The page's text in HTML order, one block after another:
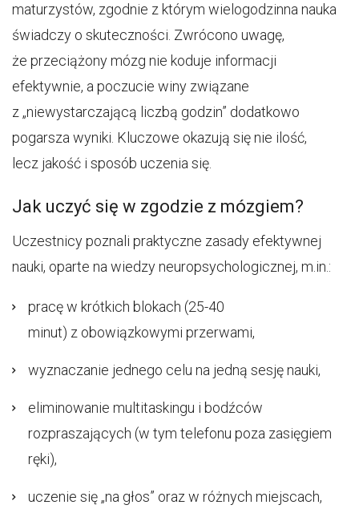
maturzystów, zgodnie z którym wielogodzinna nauka
świadczy o skuteczności. Zwrócono uwagę,
że przeciążony mózg nie koduje informacji
efektywnie, a poczucie winy związane
z „niewystarczającą liczbą godzin” dodatkowo
pogarsza wyniki. Kluczowe okazują się nie ilość,
lecz jakość i sposób uczenia się.
Jak uczyć się w zgodzie z mózgiem?
Uczestnicy poznali praktyczne zasady efektywnej
nauki, oparte na wiedzy neuropsychologicznej, m.in.:
pracę w krótkich blokach (25-40
minut) z obowiązkowymi przerwami,
wyznaczanie jednego celu na jedną sesję nauki,
eliminowanie multitaskingu i bodźców
rozpraszających (w tym telefonu poza zasięgiem
ręki),
uczenie się „na głos” oraz w różnych miejscach,